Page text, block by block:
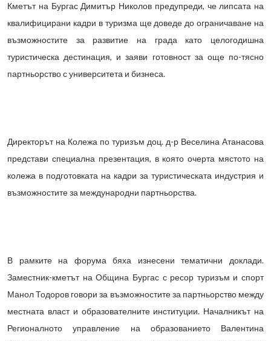
Кметът на Бургас Димитър Николов предупреди, че липсата на
квалифицирани кадри в туризма ще доведе до ограничаване на
възможностите за развитие на града като целогодишна
туристическа дестинация, и заяви готовност за още по-тясно
партньорство с университета и бизнеса.
Директорът на Колежа по туризъм доц. д-р Веселина Атанасова
представи специална презентация, в която очерта мястото на
колежа в подготовката на кадри за туристическата индустрия и
възможностите за международни партньорства.
В рамките на форума бяха изнесени тематични доклади.
Заместник-кметът на Община Бургас с ресор туризъм и спорт
Манол Тодоров говори за възможностите за партньорство между
местната власт и образователните институции. Началникът на
Регионалното управление на образованието Валентина